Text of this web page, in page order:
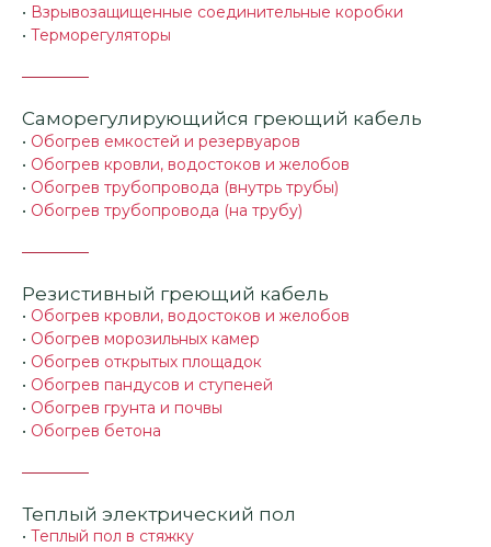
• Взрывозащищенные соединительные коробки
• Терморегуляторы
Саморегулирующийся греющий кабель
• Обогрев емкостей и резервуаров
• Обогрев кровли, водостоков и желобов
• Обогрев трубопровода (внутрь трубы)
• Обогрев трубопровода (на трубу)
Резистивный греющий кабель
• Обогрев кровли, водостоков и желобов
• Обогрев морозильных камер
• Обогрев открытых площадок
• Обогрев пандусов и ступеней
• Обогрев грунта и почвы
• Обогрев бетона
Теплый электрический пол
• Теплый пол в стяжку